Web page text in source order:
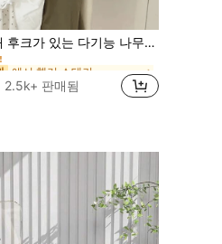
는 다기능 나무 옷걸이 360도 회전 옷장 수납 후크 랙 상의 조끼 및 의류용 공간 절약 정리대
에서 행거 스태커
에서 행거 스태커
2.5k+ 판매됨